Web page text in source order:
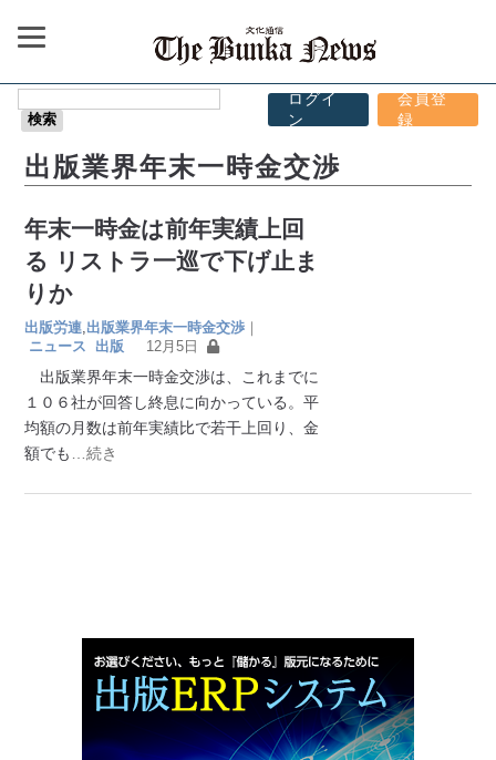
ログイ
ン
会員登
録
出版業界年末一時金交渉
年末一時金は前年実績上回
る リストラ一巡で下げ止ま
りか
出版労連 出版業界年末一時金交渉 ｜
ニュース
出版 12月5日
出版業界年末一時金交渉は、これまでに
１０６社が回答し終息に向かっている。平
均額の月数は前年実績比で若干上回り、金
額でも
…続き